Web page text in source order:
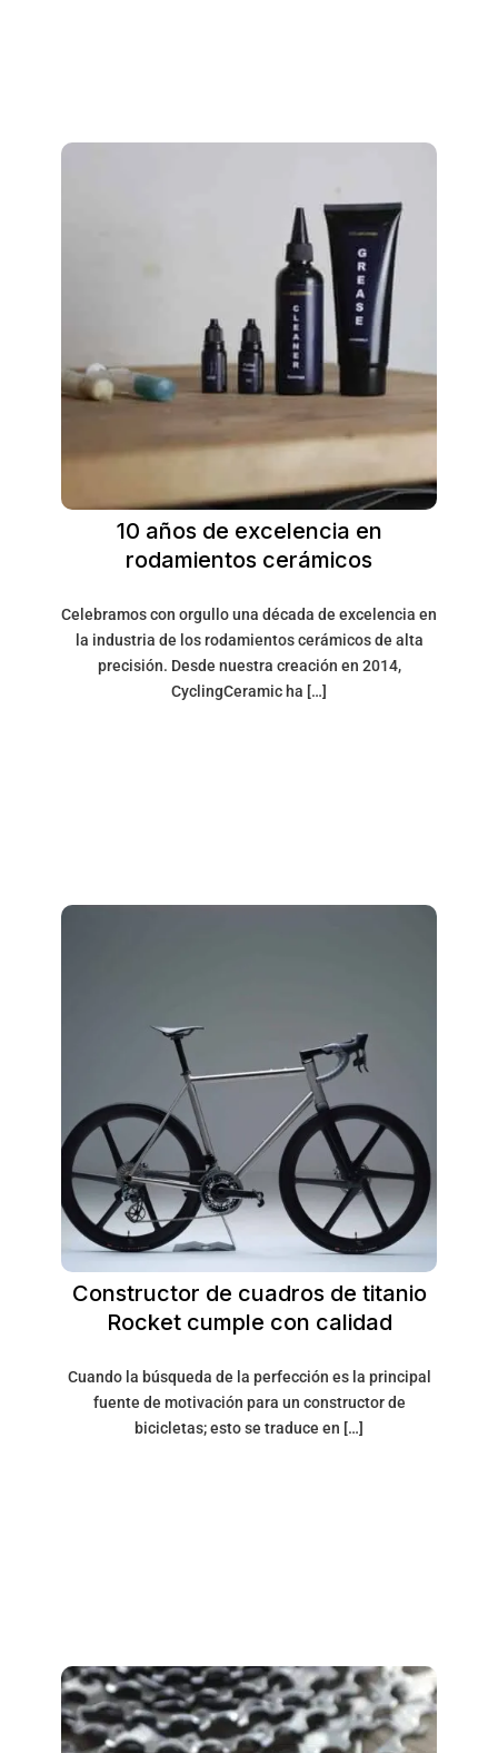
10 años de excelencia en
rodamientos cerámicos
Celebramos con orgullo una década de excelencia en
la industria de los rodamientos cerámicos de alta
precisión. Desde nuestra creación en 2014,
CyclingCeramic ha […]
Constructor de cuadros de titanio
Rocket cumple con calidad
Cuando la búsqueda de la perfección es la principal
fuente de motivación para un constructor de
bicicletas; esto se traduce en […]